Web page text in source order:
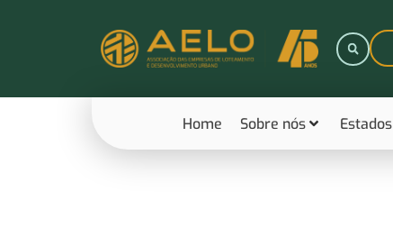
Home Sobre nós Estados